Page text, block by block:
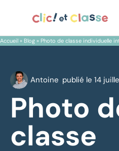
Accueil » Blog » Photo de classe individuelle
Antoine publié le 14
Photo
classe